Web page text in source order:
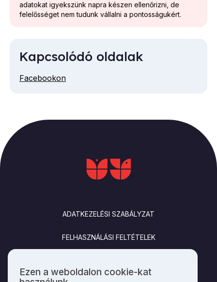
adatokat igyekszünk napra készen ellenőrizni, de
felelősséget nem tudunk vállalni a pontosságukért.
Kapcsolódó oldalak
Facebookon
ADATKEZELÉSI SZABÁLYZAT
FELHASZNÁLÁSI FELTÉTELEK
Személyes
Ezen a weboldalon cookie-kat